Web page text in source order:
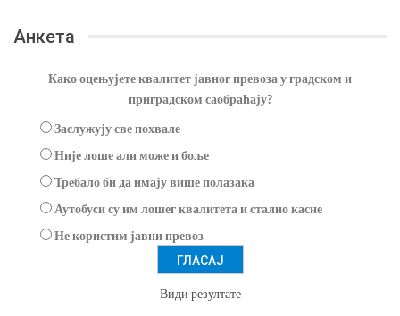
Анкета
Како оцењујете квалитет јавног превоза у градском и
приградском саобраћају?
Заслужују све похвале
Није лоше али може и боље
Требало би да имају више полазака
Аутобуси су им лошег квалитета и стално касне
Не користим јавни превоз
Види резултате